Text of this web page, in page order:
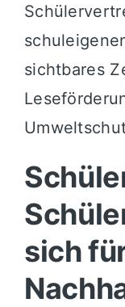
sichtbares
sich